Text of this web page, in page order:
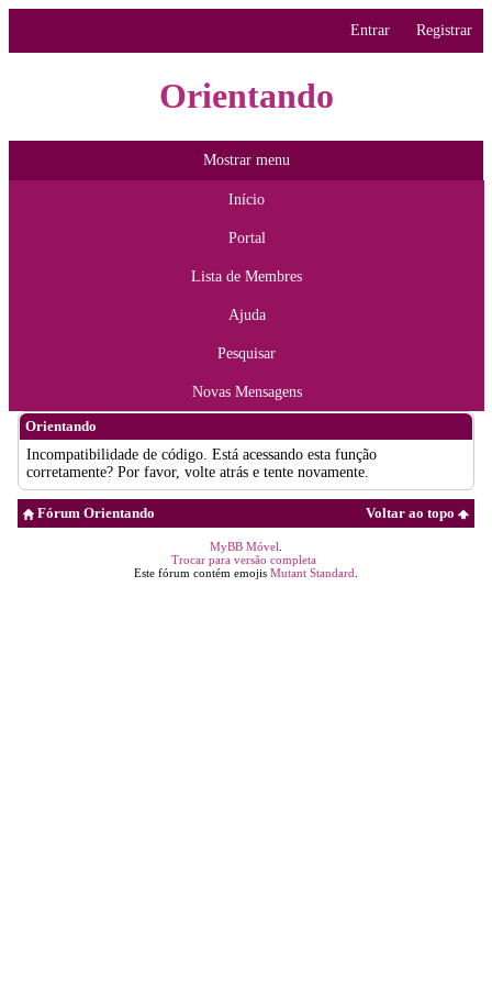
Entrar Registrar
Orientando
Mostrar menu
Início
Portal
Lista de Membres
Ajuda
Pesquisar
Novas Mensagens
Orientando
Incompatibilidade de código. Está acessando esta função
corretamente? Por favor, volte atrás e tente novamente.
Voltar ao topo
Fórum Orientando
MyBB Móvel
Trocar para versão completa
Este fórum contém emojis Mutant Standard